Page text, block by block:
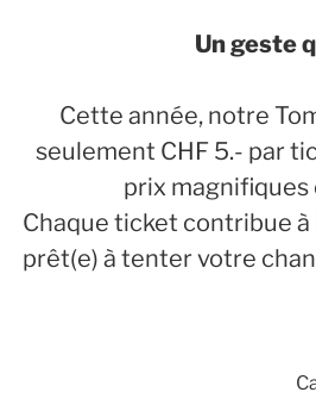
Un geste
Cette année, notre
seulement CHF 5.- par
prix magnifiques
Chaque ticket contribue
prêt(e) à tenter votre